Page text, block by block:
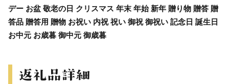
デー お盆 敬老の日 クリスマス 年末 年始 新年 贈り物 贈答 贈
答品 贈答用 贈物 お祝い 内祝 祝い 御祝 御祝い 記念日 誕生日
お中元 お歳暮 御中元 御歳暮